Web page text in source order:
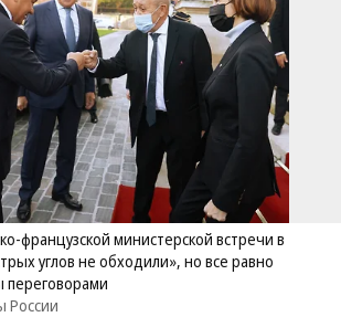
французской министерской встречи в
углов не обходили», но все равно
переговорами
России